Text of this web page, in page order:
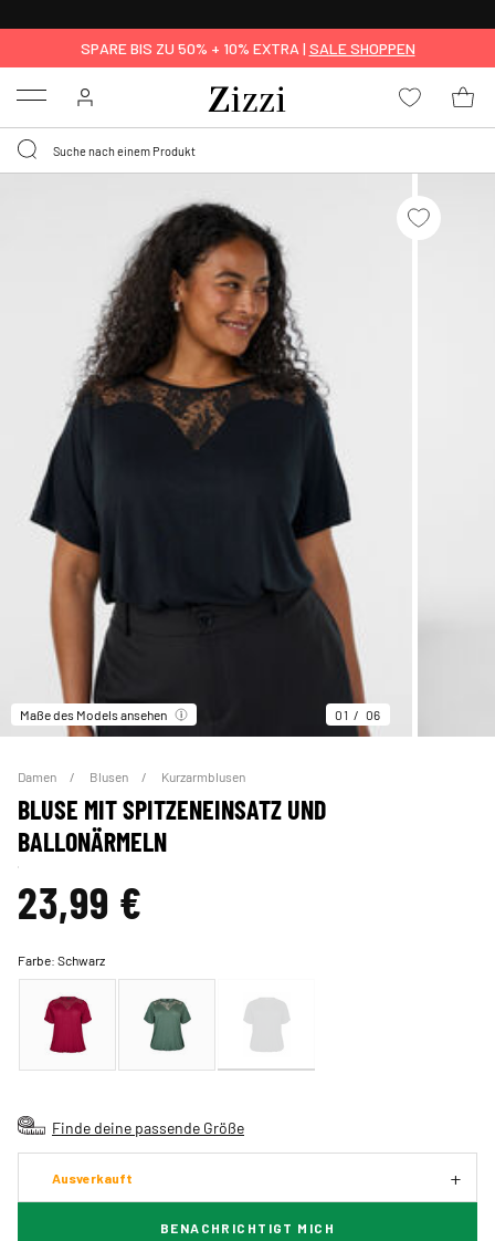
SPARE BIS ZU 50% + 10% EXTRA | SALE SHOPPEN
Menu
Maße des Models ansehen 01 06
Damen Blusen Kurzarmblusen
BLUSE MIT SPITZENEINSATZ UND
BALLONÄRMELN
23,99 €
Farbe:Schwarz
Finde deine passende Größe
Ausverkauft
BENACHRICHTIGT MICH